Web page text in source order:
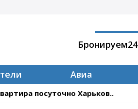
Авиа
посуточно Харьков..